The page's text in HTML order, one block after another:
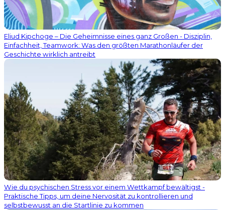
Eliud Kipchoge – Die Geheimnisse eines ganz Großen - Disziplin,
Einfachheit, Teamwork: Was den größten Marathonläufer der
Geschichte wirklich antreibt
Wie du psychischen Stress vor einem Wettkampf bewältigst -
Praktische Tipps, um deine Nervosität zu kontrollieren und
selbstbewusst an die Startlinie zu kommen